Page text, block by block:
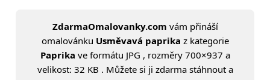
ZdarmaOmalovanky.com vám přináší
omalovánku Usměvavá paprika z kategorie
Paprika ve formátu JPG , rozměry 700×937 a
velikost: 32 KB . Můžete si ji zdarma stáhnout a